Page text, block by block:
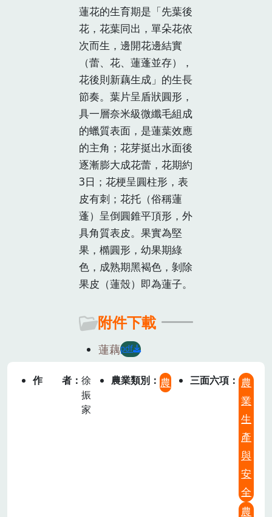
蓮花的生育期是「先葉後
花，花葉同出，單朵花依
次而生，邊開花邊結實
（蕾、花、蓮蓬並存），
花後則新藕生成」的生長
節奏。葉片呈盾狀圓形，
具一層奈米級微纖毛組成
的蠟質表面，是蓮葉效應
的主角；花芽挺出水面後
逐漸膨大成花蕾，花期約
3日；花梗呈圓柱形，表
皮有刺；花托（俗稱蓮
蓬）呈倒圓錐平頂形，外
具角質表皮。果實為堅
果，橢圓形，幼果期綠
色，成熟期黑褐色，剝除
果皮（蓮殼）即為蓮子。
附件下載
蓮藕pdf
作者
徐
振
家
農業類別 農 三面六項
農
業
生
產
與
安
全
農